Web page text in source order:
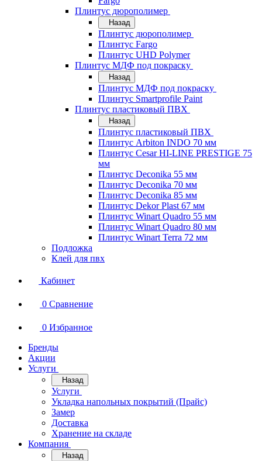
Плинтус дюрополимер
Назад
Плинтус дюрополимер
Плинтус Fargo
Плинтус UHD Polymer
Плинтус МДФ под покраску
Назад
Плинтус МДФ под покраску
Плинтус Smartprofile Paint
Плинтус пластиковый ПВХ
Назад
Плинтус пластиковый ПВХ
Плинтус Arbiton INDO 70 мм
Плинтус Cesar HI-LINE PRESTIGE 75
мм
Плинтус Deconika 55 мм
Плинтус Deconika 70 мм
Плинтус Deconika 85 мм
Плинтус Dekor Plast 67 мм
Плинтус Winart Quadro 55 мм
Плинтус Winart Quadro 80 мм
Плинтус Winart Terra 72 мм
Подложка
Клей для пвх
Кабинет
0 Сравнение
0 Избранное
Бренды
Акции
Услуги
Назад
Услуги
Укладка напольных покрытий (Прайс)
Замер
Доставка
Хранение на складе
Компания
Назад